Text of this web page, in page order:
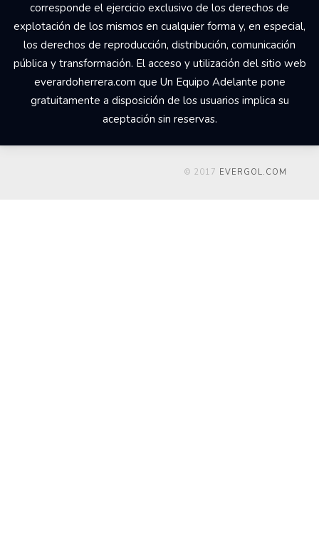
corresponde el ejercicio exclusivo de los derechos de
explotación de los mismos en cualquier forma y, en especial,
los derechos de reproducción, distribución, comunicación
pública y transformación. El acceso y utilización del sitio web
everardoherrera.com que Un Equipo Adelante pone
gratuitamente a disposición de los usuarios implica su
aceptación sin reservas.
© 2017 EVERGOL.COM